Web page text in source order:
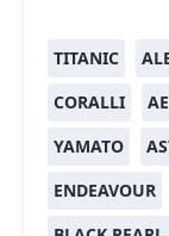
TITANIC
CORALLI
YAMATO
ENDEAVOUR